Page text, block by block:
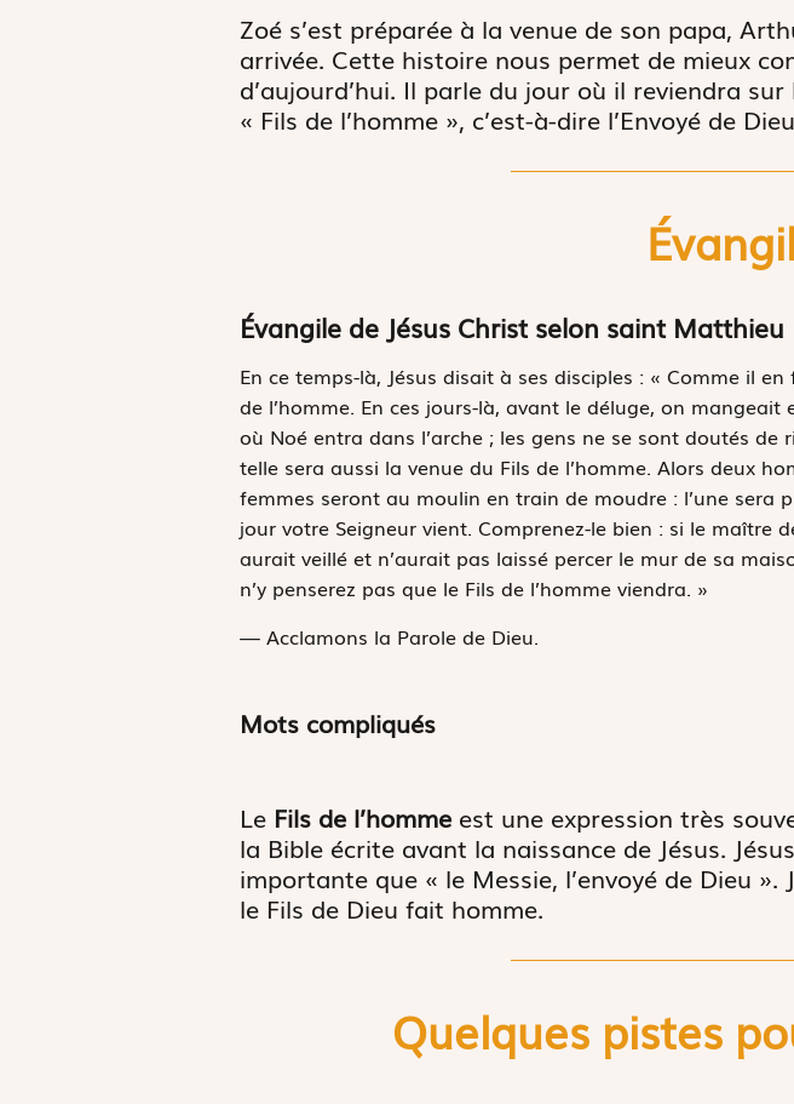
Zoé s’est préparée à la venue de son papa,
arrivée. Cette histoire nous permet de mieux
d’aujourd’hui. Il parle du jour où il reviendra
« Fils de l’homme », c’est-à-dire l’Envoyé de
Évangile de Jésus Christ selon saint Matthieu
En ce temps-là, Jésus disait à ses disciples : « Comme il
de l’homme. En ces jours-là, avant le déluge, on
où Noé entra dans l’arche ; les gens ne se sont doutés
telle sera aussi la venue du Fils de l’homme. Alors deux
femmes seront au moulin en train de moudre : l’une sera
jour votre Seigneur vient. Comprenez-le bien : si le
aurait veillé et n’aurait pas laissé percer le mur de sa
n’y penserez pas que le Fils de l’homme viendra. »
— Acclamons la Parole de Dieu.
Mots compliqués
Le Fils de l’homme est une expression très
la Bible écrite avant la naissance de Jésus.
importante que « le Messie, l’envoyé de Dieu ».
le Fils de Dieu fait homme.
Quelques pistes